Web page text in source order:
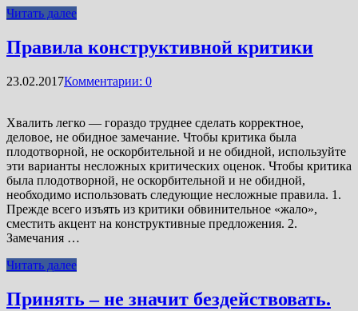
Читать далее
Правила конструктивной критики
23.02.2017Комментарии: 0
Хвалить легко — гораздо труднее сделать корректное,
деловое, не обидное замечание. Чтобы критика была
плодотворной, не оскорбительной и не обидной, используйте
эти варианты несложных критических оценок. Чтобы критика
была плодотворной, не оскорбительной и не обидной,
необходимо использовать следующие несложные правила. 1.
Прежде всего изъять из критики обвинительное «жало»,
сместить акцент на конструктивные предложения. 2.
Замечания …
Читать далее
Принять – не значит бездействовать.